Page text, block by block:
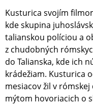
Kusturica svojím
kde skupina
talianskou políciou a
z chudobných
do Talianska, kde ich
krádežiam. Kusturica
mesiacov žil v
mýtom hovoriacich o